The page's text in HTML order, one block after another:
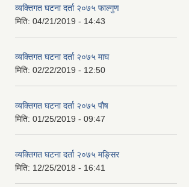
व्यक्तिगत घटना दर्ता २०७५ फाल्गुण
मिति: 04/21/2019 - 14:43
व्यक्तिगत घटना दर्ता २०७५ माघ
मिति: 02/22/2019 - 12:50
व्यक्तिगत घटना दर्ता २०७५ पौष
मिति: 01/25/2019 - 09:47
व्यक्तिगत घटना दर्ता २०७५ मङ्सिर
मिति: 12/25/2018 - 16:41